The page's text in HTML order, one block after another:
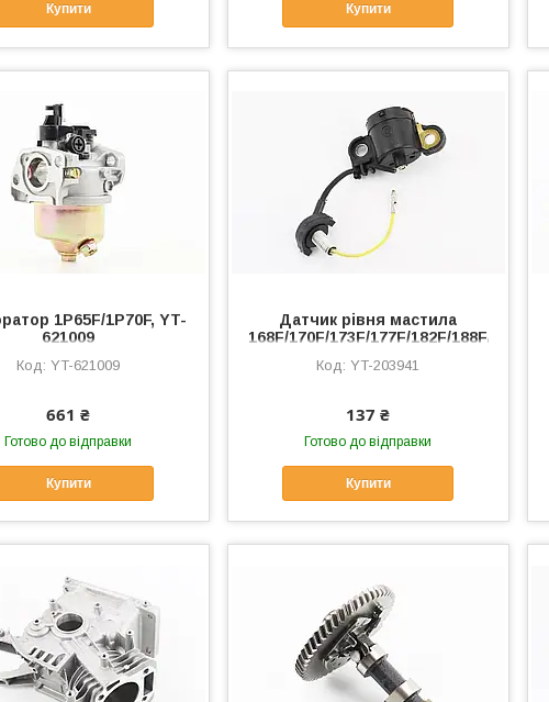
Купити Купити
1P65F/1P70F, YT-
621009
YT-621009
661 ₴
Готово до відправки
Купити
Датчик рівня мастила
168F/170F/173F/177F/182F/188F/190F
YT-203941
137 ₴
Готово до відправки
Купити